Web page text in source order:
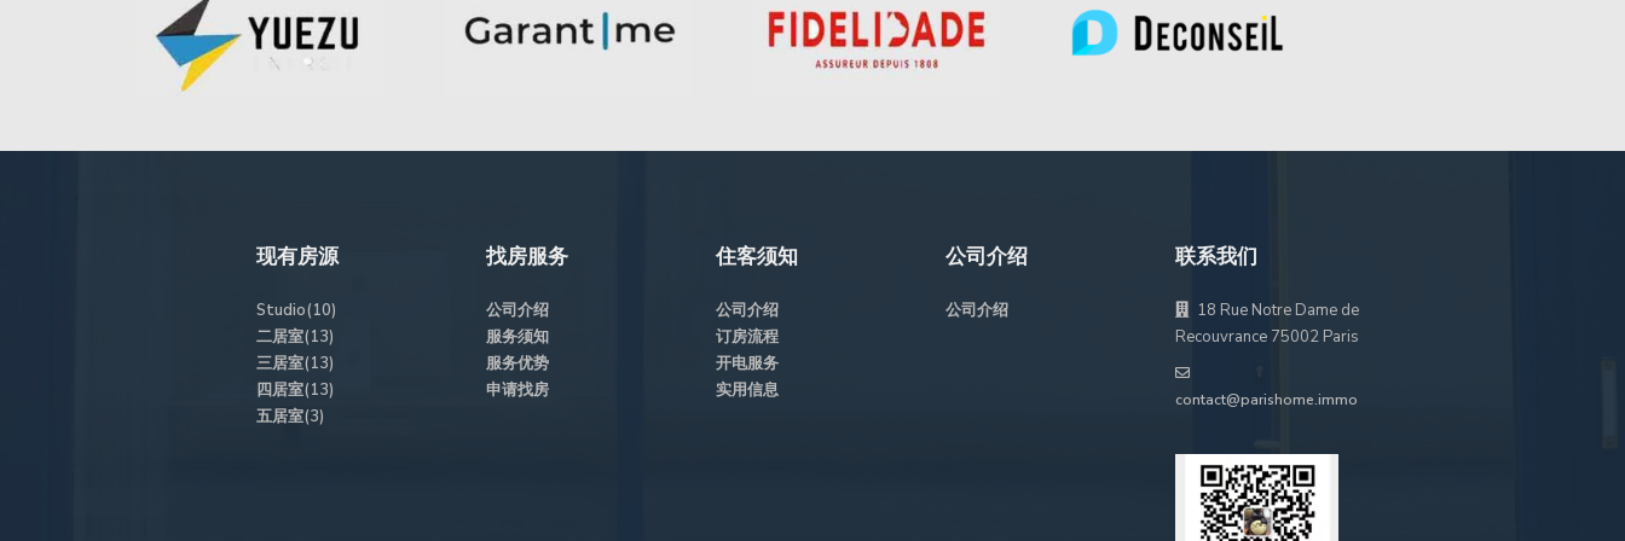
现有房源
Studio(10)
二居室(13)
三居室(13)
四居室(13)
五居室(3)
找房服务
公司介绍
服务须知
服务优势
申请找房
住客须知
公司介绍
订房流程
开电服务
实用信息
公司介绍
公司介绍
联系我们
18 Rue Notre Dame de
Recouvrance 75002 Paris
contact@parishome.immo